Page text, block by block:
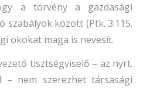
a törvény a gazdasági
szabályok között (Ptk. 3:115.
okokat maga is nevesít.
tisztségviselő – az nyrt.
– nem szerezhet társasági